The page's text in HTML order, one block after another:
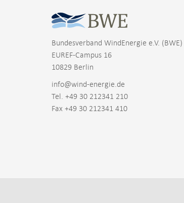
Bundesverband WindEnergie e.V. (BWE)
EUREF-Campus 16
10829 Berlin
info@wind-energie.de
Tel. +49 30 212341 210
Fax +49 30 212341 410